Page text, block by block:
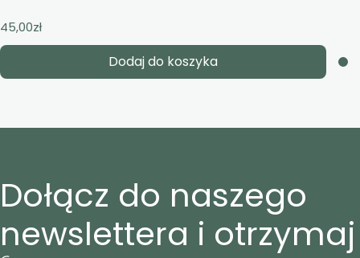
45,00zł
Dodaj do koszyka
Dołącz do naszego
newslettera i otrzymaj